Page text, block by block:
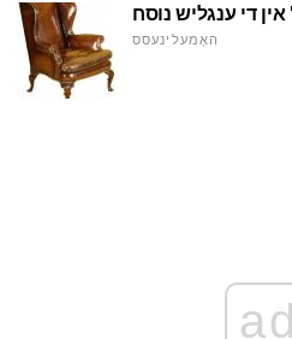
די ענגליש נוסח
האָמעלינעסס
ad